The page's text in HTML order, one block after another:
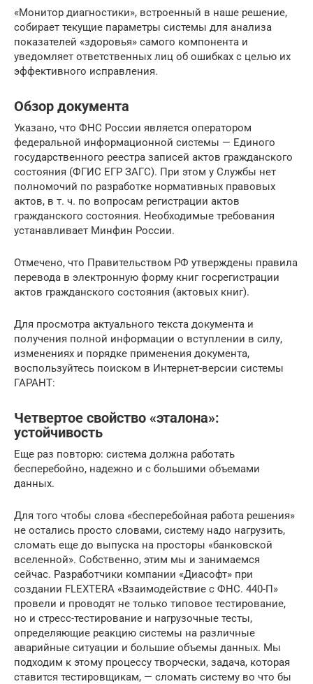
«Монитор диагностики», встроенный в наше решение,
собирает текущие параметры системы для анализа
показателей «здоровья» самого компонента и
уведомляет ответственных лиц об ошибках с целью их
эффективного исправления.
Обзор документа
Указано, что ФНС России является оператором
федеральной информационной системы — Единого
государственного реестра записей актов гражданского
состояния (ФГИС ЕГР ЗАГС). При этом у Службы нет
полномочий по разработке нормативных правовых
актов, в т. ч. по вопросам регистрации актов
гражданского состояния. Необходимые требования
устанавливает Минфин России.
Отмечено, что Правительством РФ утверждены правила
перевода в электронную форму книг госрегистрации
актов гражданского состояния (актовых книг).
Для просмотра актуального текста документа и
получения полной информации о вступлении в силу,
изменениях и порядке применения документа,
воспользуйтесь поиском в Интернет-версии системы
ГАРАНТ:
Четвертое свойство «эталона»:
устойчивость
Еще раз повторю: система должна работать
бесперебойно, надежно и с большими объемами
данных.
Для того чтобы слова «бесперебойная работа решения»
не остались просто словами, систему надо нагрузить,
сломать еще до выпуска на просторы «банковской
вселенной». Собственно, этим мы и занимаемся
сейчас. Разработчики компании «Диасофт» при
создании FLEXTERA «Взаимодействие с ФНС. 440-П»
провели и проводят не только типовое тестирование,
но и стресс-тестирование и нагрузочные тесты,
определяющие реакцию системы на различные
аварийные ситуации и большие объемы данных. Мы
подходим к этому процессу творчески, задача, которая
ставится тестировщикам, — сломать систему во что бы